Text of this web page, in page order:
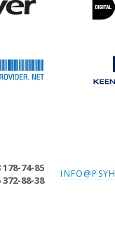
178-74-85
372-88-38